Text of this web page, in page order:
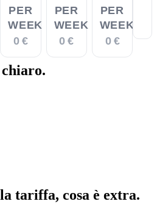
PER
WEEK
0 €
PER
WEEK
0 €
PER
WEEK
0 €
tariffa, cosa è extra.